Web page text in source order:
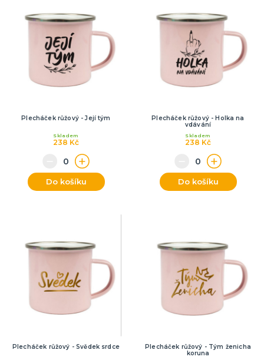
Plecháček růžový - Její tým
238 Kč
Skladem
Do košíku
Plecháček růžový - Holka na
vdávání
238 Kč
Skladem
Do košíku
Plecháček růžový - Svědek srdce
Plecháček růžový - Tým ženicha
koruna